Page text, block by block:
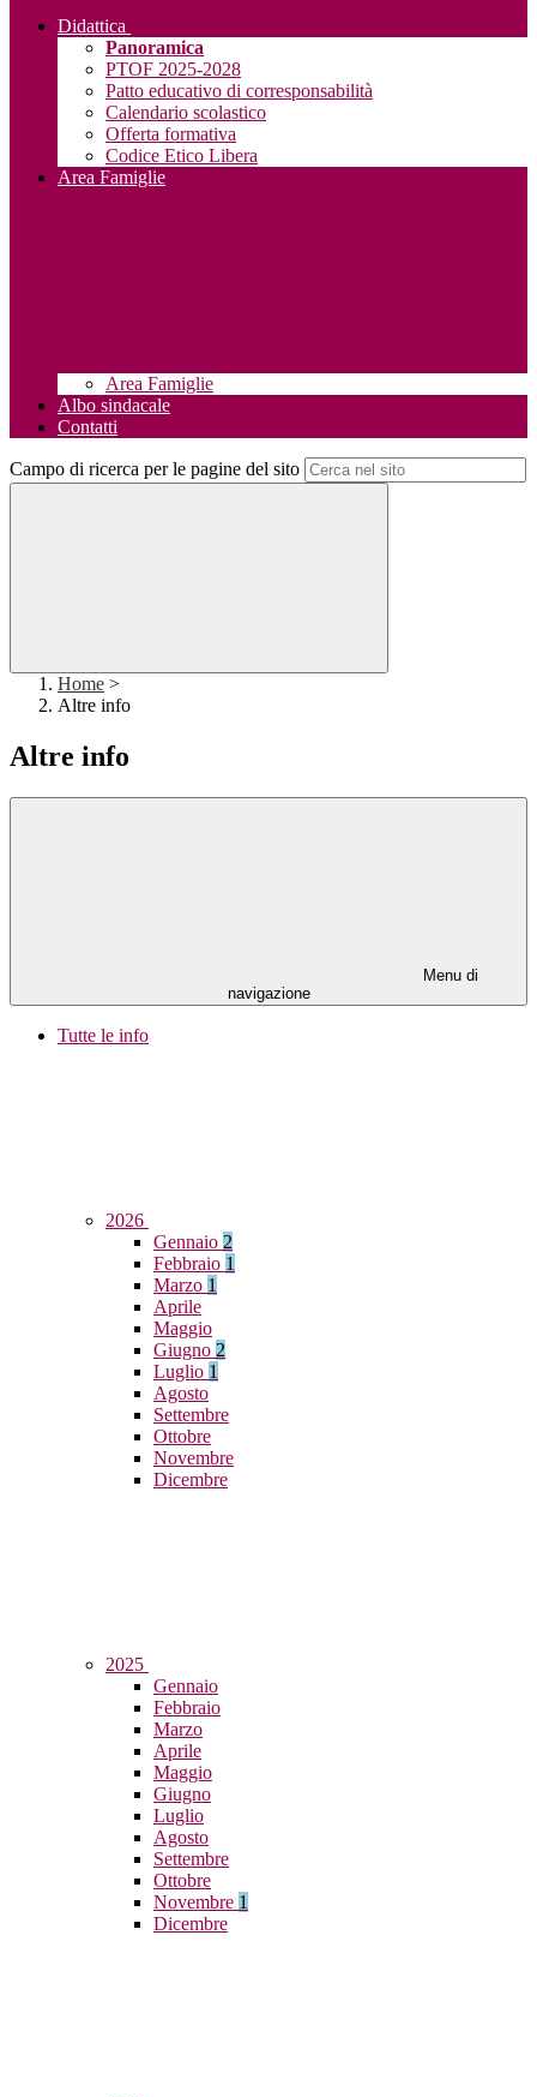
Didattica
Panoramica
PTOF 2025-2028
Patto educativo di corresponsabilità
Calendario scolastico
Offerta formativa
Codice Etico Libera
Area Famiglie
Area Famiglie
Albo sindacale
Contatti
Campo di ricerca per le pagine del sito
Home >
Altre info
Altre info
Menu di
navigazione
Tutte le info
2026
Gennaio 2
Febbraio 1
Marzo 1
Aprile
Maggio
Giugno 2
Luglio 1
Agosto
Settembre
Ottobre
Novembre
Dicembre
2025
Gennaio
Febbraio
Marzo
Aprile
Maggio
Giugno
Luglio
Agosto
Settembre
Ottobre
Novembre 1
Dicembre